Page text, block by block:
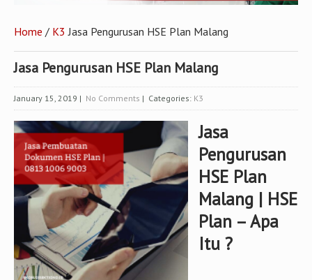
Home / K3 Jasa Pengurusan HSE Plan Malang
Jasa Pengurusan HSE Plan Malang
January 15, 2019 | No Comments | Categories: K3
Jasa
Pengurusan
HSE Plan
Malang | HSE
Plan – Apa
Itu ?